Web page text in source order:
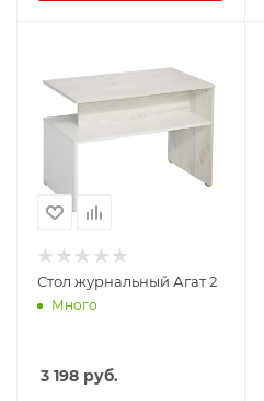
Стол журнальный Агат 2
Много
3 198 руб.